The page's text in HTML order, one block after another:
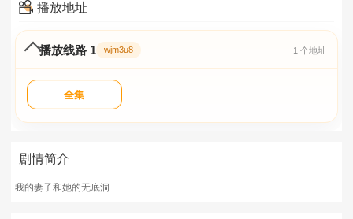
播放地址
播放线路 1 wjm3u8 1 个地址
全集
剧情简介
我的妻子和她的无底洞